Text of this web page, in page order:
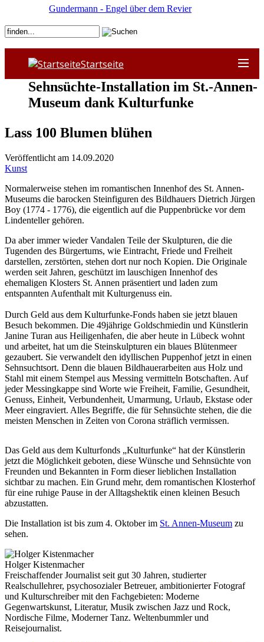
Startseite
Sehnsüchte-Installation im St.-Annen-
Museum dank Kulturfunke
Lass 100 Blumen blühen
Veröffentlicht am 14.09.2020
Kunst
Normalerweise stehen im romantischen Innenhof des St. Annen-
Museums die barocken Steinfiguren des Bildhauers Dietrich Jürgen
Boy (1774 - 1776), die eigentlich auf die Puppenbrücke vor dem
Lindenteller gehören.
Da aber immer wieder Vandalen Teile der Skulpturen, die die
Tugenden des Bürgertums, wie Eintracht, Friede und Freiheit
darstellen, zerstörten, stehen dort nur noch Kopien. Die Originale
werden seit Jahren, geschützt im lauschigen Innenhof des
ehemaligen Klosters St. Annen präsentiert und laden zum
entspannten Aufenthalt mit Kulturgenuss ein.
Durch Geld aus dem Kulturfunke-Fonds haben sie jetzt blauen
Besuch bekommen. Die 49jährige Goldschmiedin und Künstlerin
Janine Turan aus Heiligenhafen, die aber heute in Lübeck wohnt
und arbeitet, hat um die Steinskulpturen ein blaues Blütenmeer
gezaubert. Sie verwandelt den idyllischen Puppenhof jetzt in einen
Sehnsuchtsort. Denn die blauen Bildhauerarbeiten aus Holz und
Stahl mit einem Stempel aus Messing vermitteln Botschaften. Auf
jeder Messingkappe sind Worte wie Freiheit, Familie, Gesundheit,
Genuss, Einheit, Verbundenheit, Umarmung, Urlaub, Ekstase oder
Meer eingraviert. Alles Begriffe, die für Sehnsüchte stehen, die die
meisten Menschen in Zeiten von Corona sträflich vermissen.
Das Geld aus dem Kulturfonds „Kulturfunke“ hat der Künstlerin
jetzt die Möglichkeit geboten, diese Wünsche und Sehnsüchte von
Freunden und Bekannten in Form dieser lieblichen Installation
sichtbar zu machen. Ein Grund mehr, dem romantischen Klosterhof
für eine ruhige Pause in der Alltagshektik einen kleinen Besuch
abzustatten.
Die Installation ist bis zum 4. Oktober im St. Annen-Museum zu
sehen.
Holger Kistenmacher
Freischaffender Journalist seit gut 30 Jahren, studierter
Realschullehrer, psychosozialer Betreuer, ambitionierter Fotograf
und Kulturschreiber mit den Fachgebieten: Moderne
Gegenwartskunst, Literatur, Musik zwischen Jazz und Rock,
Nordische Filme, Moderner Tanz. Weltenbummler und
Reisejournalist.
Gundermann - Engel über dem Revier